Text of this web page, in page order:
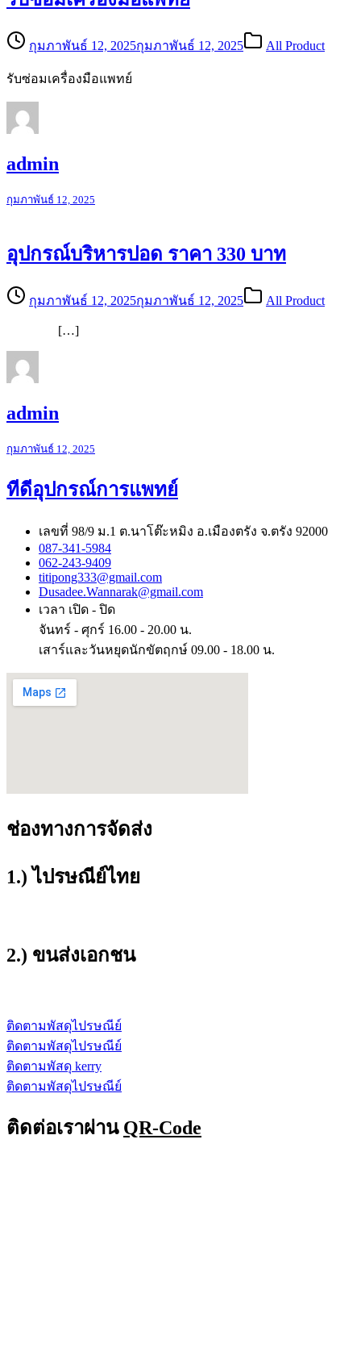
กุมภาพันธ์ 12, 2025กุมภาพันธ์ 12, 2025 All Product
รับซ่อมเครื่องมือแพทย์
admin
กุมภาพันธ์ 12, 2025
อุปกรณ์บริหารปอด ราคา 330 บาท
กุมภาพันธ์ 12, 2025กุมภาพันธ์ 12, 2025 All Product
[…]
admin
กุมภาพันธ์ 12, 2025
ทีดีอุปกรณ์การแพทย์
เลขที่ 98/9 ม.1 ต.นาโต๊ะหมิง อ.เมืองตรัง จ.ตรัง 92000
087-341-5984
062-243-9409
titipong333@gmail.com
Dusadee.Wannarak@gmail.com
เวลา เปิด - ปิด
จันทร์ - ศุกร์ 16.00 - 20.00 น.
เสาร์และวันหยุดนักขัตฤกษ์ 09.00 - 18.00 น.
ช่องทางการจัดส่ง
1.) ไปรษณีย์ไทย
2.) ขนส่งเอกชน
ติดตามพัสดุไปรษณีย์
ติดตามพัสดุไปรษณีย์
ติดตามพัสดุ kerry
ติดตามพัสดุไปรษณีย์
ติดต่อเราผ่าน QR-Code